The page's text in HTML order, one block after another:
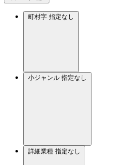
町村字 指定なし
小ジャンル 指定なし
詳細業種 指定なし